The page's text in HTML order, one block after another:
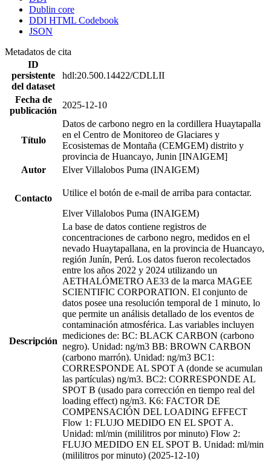
Dublin core
DDI HTML Codebook
JSON
Metadatos de cita
ID
persistente
del dataset
hdl:20.500.14422/CDLLII
Fecha de
publicación
2025-12-10
Título
Datos de carbono negro en la cordillera Huaytapalla
en el Centro de Monitoreo de Glaciares y
Ecosistemas de Montaña (CEMGEM) distrito y
provincia de Huancayo, Junin [INAIGEM]
Autor
Elver Villalobos Puma (INAIGEM)
Contacto
Utilice el botón de e-mail de arriba para contactar.
Elver Villalobos Puma (INAIGEM)
Descripción
La base de datos contiene registros de
concentraciones de carbono negro, medidos en el
nevado Huaytapallana, en la provincia de Huancayo,
región Junín, Perú. Los datos fueron recolectados
entre los años 2022 y 2024 utilizando un
AETHALÓMETRO AE33 de la marca MAGEE
SCIENTIFIC CORPORATION. El conjunto de
datos posee una resolución temporal de 1 minuto, lo
que permite un análisis detallado de los eventos de
contaminación atmosférica. Las variables incluyen
mediciones de: BC: BLACK CARBON (carbono
negro). Unidad: ng/m3 BB: BROWN CARBON
(carbono marrón). Unidad: ng/m3 BC1:
CORRESPONDE AL SPOT A (donde se acumulan
las partículas) ng/m3. BC2: CORRESPONDE AL
SPOT B (usado para corrección en tiempo real del
loading effect) ng/m3. K6: FACTOR DE
COMPENSACIÓN DEL LOADING EFFECT
Flow 1: FLUJO MEDIDO EN EL SPOT A.
Unidad: ml/min (mililitros por minuto) Flow 2:
FLUJO MEDIDO EN EL SPOT B. Unidad: ml/min
(mililitros por minuto) (2025-12-10)